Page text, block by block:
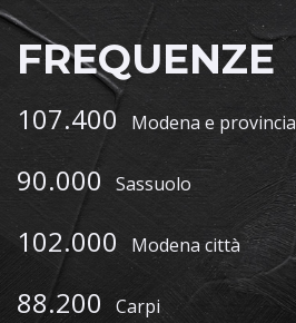
FREQUENZE
107.400 Modena e provincia
90.000 Sassuolo
102.000 Modena città
88.200 Carpi